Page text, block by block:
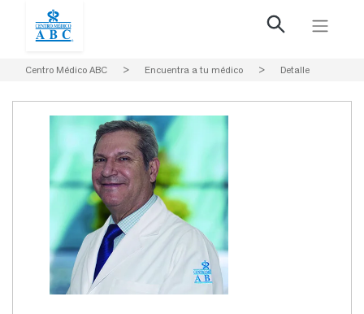
Centro Médico ABC > Encuentra a tu médico > Detalle